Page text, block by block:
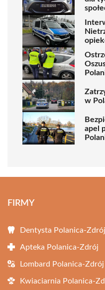
w
apel
FIRMY
Dentysta Polanica-Zdrój
Apteka Polanica-Zdrój
Lombard Polanica-Zdrój
Kwiaciarnia Polanica-